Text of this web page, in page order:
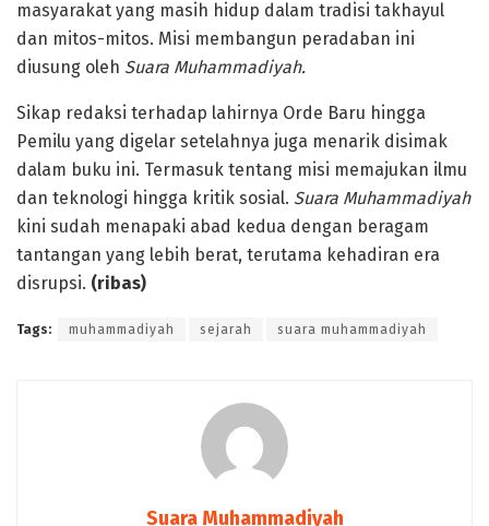
masyarakat yang masih hidup dalam tradisi takhayul
dan mitos-mitos. Misi membangun peradaban ini
diusung oleh Suara Muhammadiyah.
Sikap redaksi terhadap lahirnya Orde Baru hingga
Pemilu yang digelar setelahnya juga menarik disimak
dalam buku ini. Termasuk tentang misi memajukan ilmu
dan teknologi hingga kritik sosial. Suara Muhammadiyah
kini sudah menapaki abad kedua dengan beragam
tantangan yang lebih berat, terutama kehadiran era
disrupsi. (ribas)
Tags: muhammadiyah sejarah suara muhammadiyah
Suara Muhammadiyah